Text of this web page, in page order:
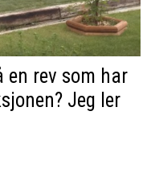
en rev som har
Jeg ler